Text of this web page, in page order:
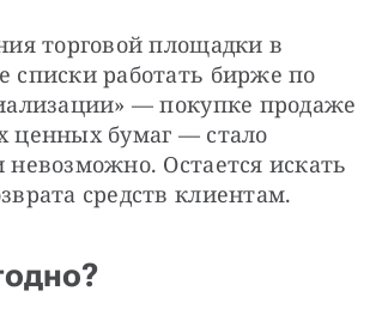
торговой площадки в
списки работать бирже по
— покупке продаже
ценных бумаг — стало
невозможно. Остается искать
средств клиентам.